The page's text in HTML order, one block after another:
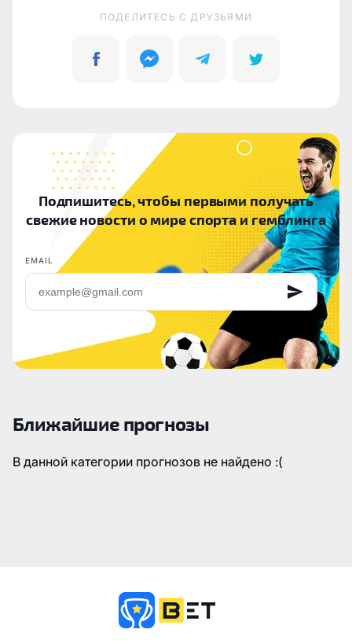
ПОДЕЛИТЕСЬ C ДРУЗЬЯМИ
Подпишитесь, чтобы первыми получать
свежие новости о мире спорта и гемблинга
EMAIL
Ближайшие прогнозы
В данной категории прогнозов не найдено :(